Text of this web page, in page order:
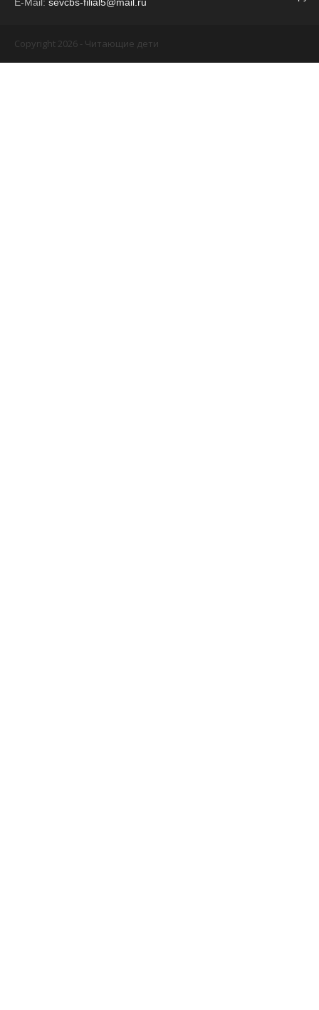
Copyright 2026 - Читающие дети